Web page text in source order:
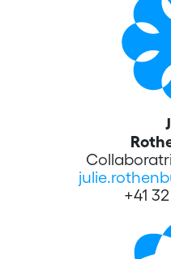
+41